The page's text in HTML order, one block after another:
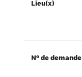
Lieu(x)
Nº de demande